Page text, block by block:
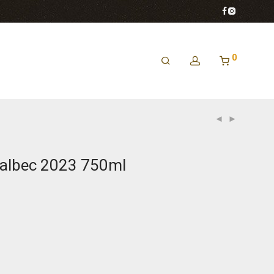
0
2023 750ml